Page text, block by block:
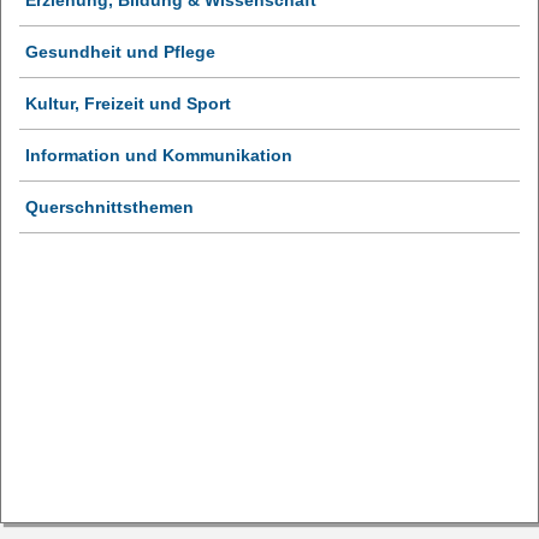
Gesundheit und Pflege
Kultur, Freizeit und Sport
Information und Kommunikation
Querschnittsthemen